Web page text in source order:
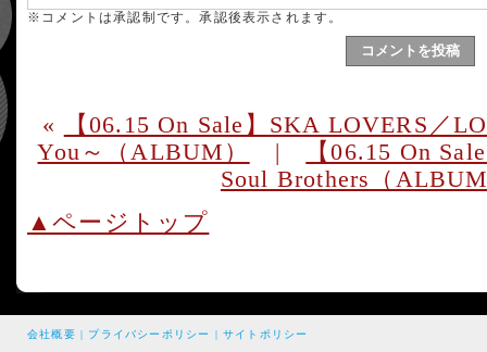
※コメントは承認制です。承認後表示されます。
«
【06.15 On Sale】SKA LOVERS／
You～（ALBUM）
|
【06.15 On
Soul Brothers（
▲ページトップ
会社概要 | プライバシーポリシー |サイトポリシー